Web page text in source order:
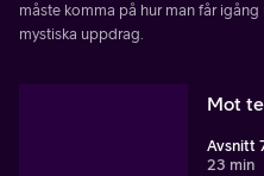
måste komma på hur man får
mystiska uppdrag.
Mot
Avsnitt
23 min